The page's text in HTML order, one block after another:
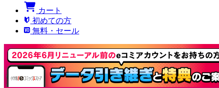
カート
初めての方
無料・セール